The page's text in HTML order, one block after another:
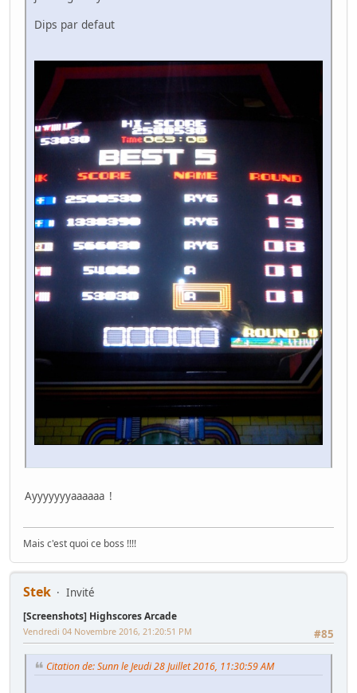
Dips par defaut
Ayyyyyyyaaaaaa !
Mais c'est quoi ce boss !!!!
Stek Invité
[Screenshots] Highscores Arcade
#85
Vendredi 04 Novembre 2016, 21:20:51 PM
Citation de: Sunn le Jeudi 28 Juillet 2016, 11:30:59 AM